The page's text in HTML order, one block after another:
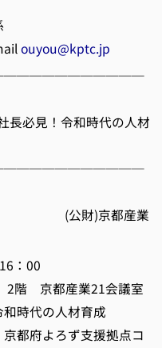
ouyou@kptc.jp
長必見！令和時代の人材
産業
：00
階 京都産業21会議室
時代の人材育成
よろず支援拠点コ